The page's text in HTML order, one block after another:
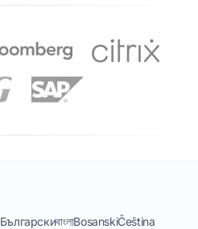
БългарскиবাংলাBosanskiČeština